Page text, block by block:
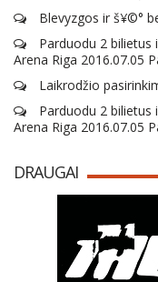
Blevyzgos ir š¥©°
Parduodu 2 bilietus
Arena Riga 2016.07.05
Laikrodžio
Parduodu 2 bilietus
Arena Riga 2016.07.05
DRAUGAI